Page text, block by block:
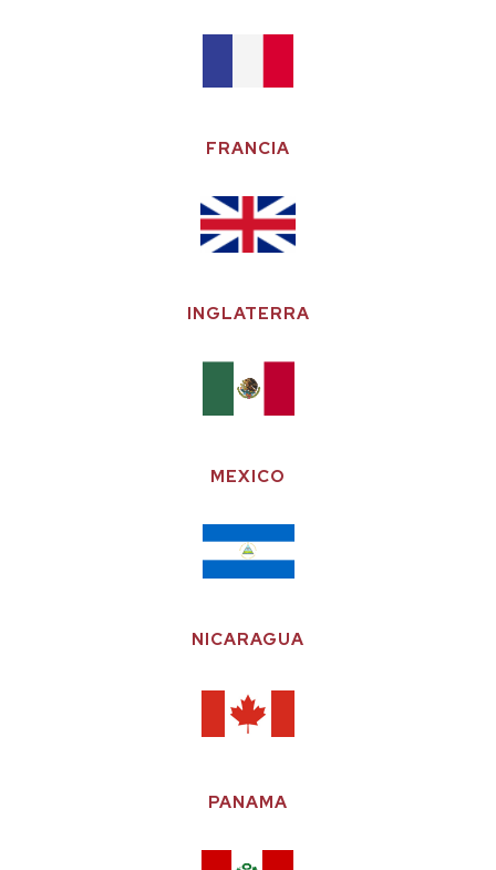
FRANCIA
INGLATERRA
MEXICO
NICARAGUA
PANAMA